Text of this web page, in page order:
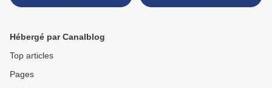
Hébergé par Canalblog
Top articles
Pages